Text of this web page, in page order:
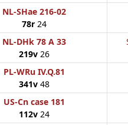
NL-SHae 216-02
78r 24
NL-DHk 78 A 33
219v 26
PL-WRu IV.Q.81
341v 48
US-Cn case 181
112v 24